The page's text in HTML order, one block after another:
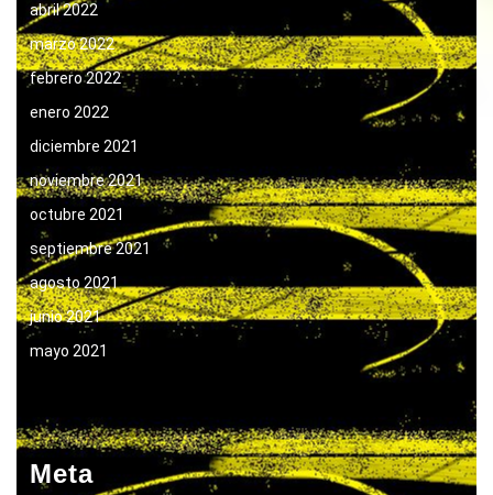
abril 2022
marzo 2022
febrero 2022
enero 2022
diciembre 2021
noviembre 2021
octubre 2021
septiembre 2021
agosto 2021
junio 2021
mayo 2021
Meta